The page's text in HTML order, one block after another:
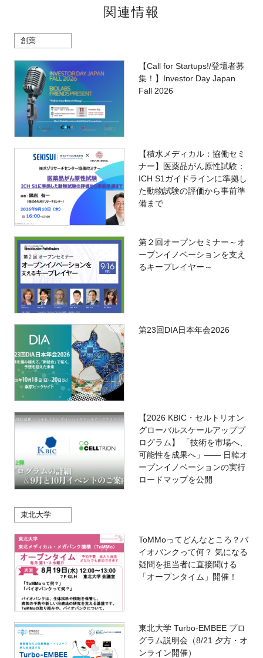
関連情報
創薬
【Call for Startups!/登壇者募
集！】Investor Day Japan
Fall 2026
【積水メディカル：協働セミ
ナー】医薬品がん原性試験：
ICH S1ガイドラインに準拠し
た動物試験の評価から事前準
備まで
第２回オープンセミナー～オ
ープンイノベーションを支え
るキープレイヤー～
第23回DIA日本年会2026
【2026 KBIC・セルトリオン
グローバルスケールアッププ
ログラム】 「技術を市場へ、
可能性を成果へ」―― 日韓オ
ープンイノベーションの実行
ロードマップを公開
東北大学
ToMMoってどんなところ？バ
イオバンクって何？ 気になる
疑問を担当者に直接聞ける
「オープンタイム」開催！
東北大学 Turbo-EMBEE プロ
グラム説明会（8/21 夕方・オ
ンライン開催）